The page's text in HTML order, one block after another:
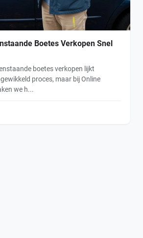
Boetes Verkopen Snel
boetes verkopen lijkt
proces, maar bij Online
we h...